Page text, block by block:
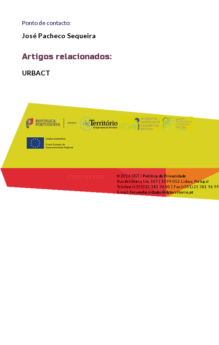
Ponto de contacto:
José Pacheco Sequeira
Artigos relacionados:
URBACT
© 2016 DGT | Política de Privacidade
Rua Artilharia Um, 107 | 1099-052 Lisboa, Portugal
Telefone (+351) 21 381 96 00 | Fax (+351) 21 381 96 99
E-mail: forumdascidades@dgterritorio.pt